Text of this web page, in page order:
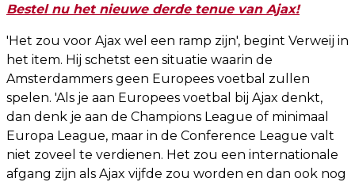
Bestel nu het nieuwe derde tenue van Ajax!
'Het zou voor Ajax wel een ramp zijn', begint Verweij in
het item. Hij schetst een situatie waarin de
Amsterdammers geen Europees voetbal zullen
spelen. 'Als je aan Europees voetbal bij Ajax denkt,
dan denk je aan de Champions League of minimaal
Europa League, maar in de Conference League valt
niet zoveel te verdienen. Het zou een internationale
afgang zijn als Ajax vijfde zou worden en dan ook nog